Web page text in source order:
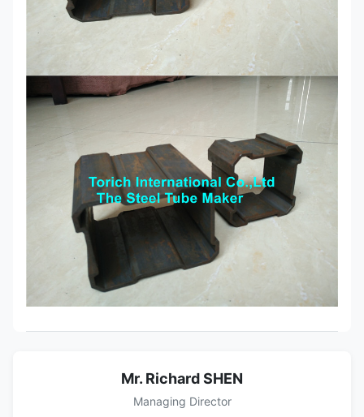
Mr. Richard SHEN
Managing Director